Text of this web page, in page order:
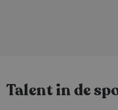
Talent in de